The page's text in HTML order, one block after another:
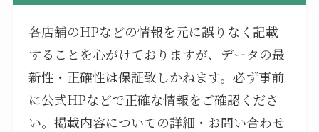
各店舗のHPなどの情報を元に誤りなく記載
することを心がけておりますが、データの最
新性・正確性は保証致しかねます。必ず事前
に公式HPなどで正確な情報をご確認くださ
い。掲載内容についての詳細・お問い合わせ